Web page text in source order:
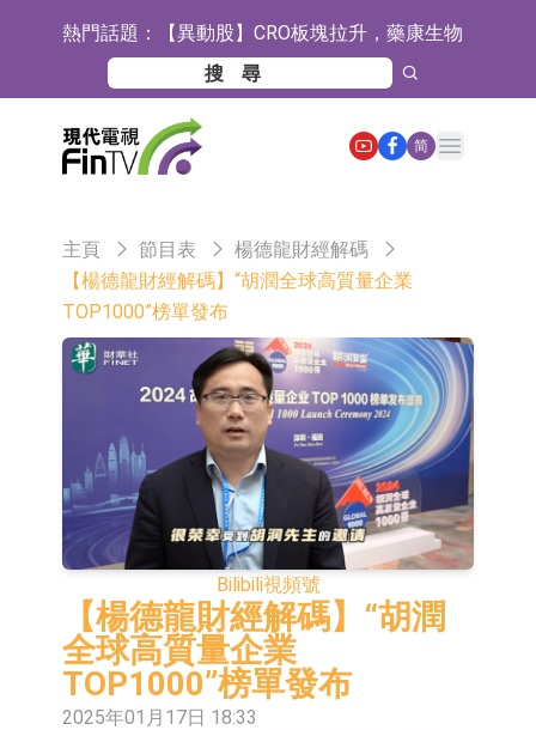
熱門話題： 【異動股】CRO板塊拉升，藥康生物
(688046.CN)漲19.99%
【異動股】診斷服務板塊拉升，貝瑞
基因(000710.CN)漲10.02%
「X-Day」西麗湖路演社清華校友電
子信息專場成功舉辦
【異動股】港股跌幅榜前十，賽迪顧
股(01271.HK)跌30.56%
展(02286.HK)漲+54.76%，金馬能源
(06885.HK)漲+44.17%
國泰君安國際(01788.HK)復牌
民富國際(08511.HK)復牌
浙江證監局對財通證券股份有限公司
採取出具警示函措施
山金國際：港股上市工作正常推進中
【異動股】港股跌幅榜前十，九福來
(08611.HK)跌21.43%，天瑞汽車内飾
(06162.HK)跌18.44%
【異動股】港股漲幅榜前十，佳明集
團控股(01271.HK)漲+78.22%，拿森
科技(02261.HK)漲+64.11%
斯迪克：公司為國內摺疊屏核心功能
材料供應商
恒瑞醫藥：公司已在中國獲批上市26
款1類創新藥、6款2類新藥
聚辰股份：公司VPD芯片已順利通過
目標客戶的測試認證
上期所：7月份對11個實際控制關系
简
Open main menu
主頁 節目表
楊德龍財經解碼
【楊德龍財經解碼】“胡潤全球高質量企業
TOP1000”榜單發布
Bilibili視頻號
【楊德龍財經解碼】“胡潤
全球高質量企業
TOP1000”榜單發布
2025年01月17日 18:33